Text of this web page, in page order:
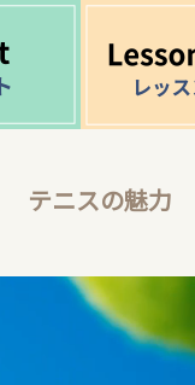
テニスの魅力